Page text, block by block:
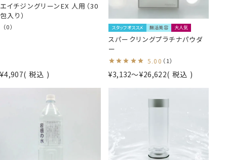
エイチジングリーンEX 人用（30
包入り）
（0）
¥4,907 税込
スタッフオススメ 腸活美容 大人気
スパークリングプラチナパウダ
ー
5.00 （1）
¥3,132〜¥26,622 税込